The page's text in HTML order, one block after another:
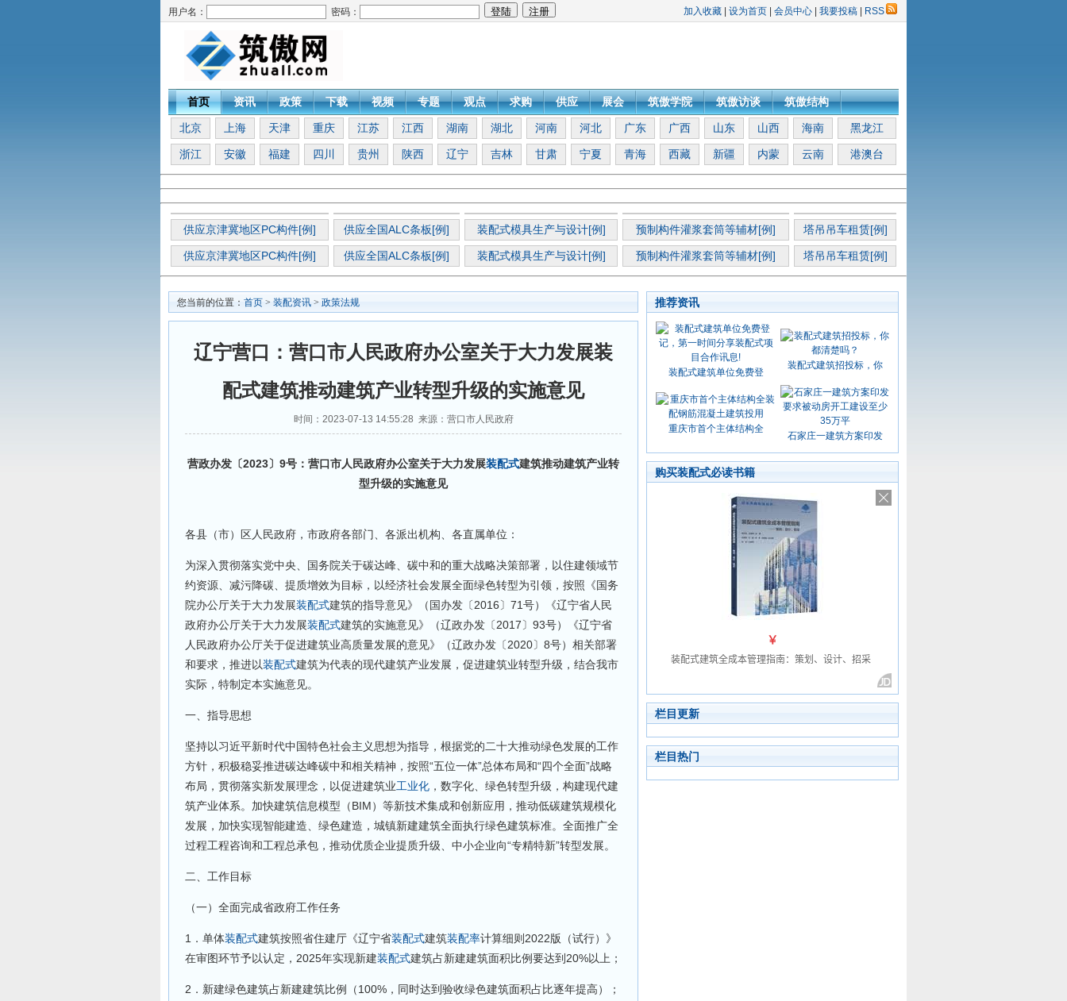
用户名： 密码： 加入收藏 设为首页 会员中心 我要投稿 RSS
首页 资讯 政策 下载 视频 专题 观点 求购 供应 展会 筑傲学院 筑傲访谈 筑傲结构
北京 上海 天津 重庆 江苏 江西 湖南 湖北 河南 河北 广东 广西 山东 山西 海南 黑龙江
浙江 安徽 福建 四川 贵州 陕西 辽宁 吉林 甘肃 宁夏 青海 西藏 新疆 内蒙 云南 港澳台
供应京津冀地区PC构件[例] 供应全国ALC条板[例] 装配式模具生产与设计[例] 预制构件灌浆套筒等辅材[例] 塔吊吊车租赁[例]
供应京津冀地区PC构件[例] 供应全国ALC条板[例] 装配式模具生产与设计[例] 预制构件灌浆套筒等辅材[例] 塔吊吊车租赁[例]
您当前的位置： 首页 > 装配资讯 > 政策法规
辽宁营口：营口市人民政府办公室关于大力发展装
配式建筑推动建筑产业转型升级的实施意见
时间：2023-07-13 14:55:28 来源：营口市人民政府
营政办发〔2023〕9号：营口市人民政府办公室关于大力发展装配式建筑推动建筑产业转
型升级的实施意见
各县（市）区人民政府，市政府各部门、各派出机构、各直属单位：
为深入贯彻落实党中央、国务院关于碳达峰、碳中和的重大战略决策部署，以住建领域节
约资源、减污降碳、提质增效为目标，以经济社会发展全面绿色转型为引领，按照《国务
院办公厅关于大力发展装配式建筑的指导意见》（国办发〔2016〕71号）《辽宁省人民
政府办公厅关于大力发展装配式建筑的实施意见》（辽政办发〔2017〕93号）《辽宁省
人民政府办公厅关于促进建筑业高质量发展的意见》（辽政办发〔2020〕8号）相关部署
和要求，推进以装配式建筑为代表的现代建筑产业发展，促进建筑业转型升级，结合我市
实际，特制定本实施意见。
一、指导思想
坚持以习近平新时代中国特色社会主义思想为指导，根据党的二十大推动绿色发展的工作
方针，积极稳妥推进碳达峰碳中和相关精神，按照“五位一体”总体布局和“四个全面”战略
布局，贯彻落实新发展理念，以促进建筑业工业化 ，数字化、绿色转型升级，构建现代建
筑产业体系。加快建筑信息模型（BIM）等新技术集成和创新应用，推动低碳建筑规模化
发展，加快实现智能建造、绿色建造，城镇新建建筑全面执行绿色建筑标准。全面推广全
过程工程咨询和工程总承包，推动优质企业提质升级、中小企业向“专精特新”转型发展。
二、工作目标
（一）全面完成省政府工作任务
1．单体装配式建筑按照省住建厅《辽宁省装配式建筑装配率计算细则2022版（试行）》
在审图环节予以认定，2025年实现新建装配式建筑占新建建筑面积比例要达到20%以上；
2．新建绿色建筑占新建建筑比例（100%，同时达到验收绿色建筑面积占比逐年提高）；
推荐资讯
装配式建筑单位免费登
装配式建筑招投标，你
重庆市首个主体结构全
石家庄一建筑方案印发
购买装配式必读书籍
栏目更新
栏目热门